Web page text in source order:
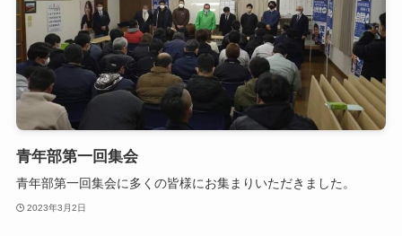
青年部第一回集会
青年部第一回集会に多くの皆様にお集まりいただきました。
2023年3月2日